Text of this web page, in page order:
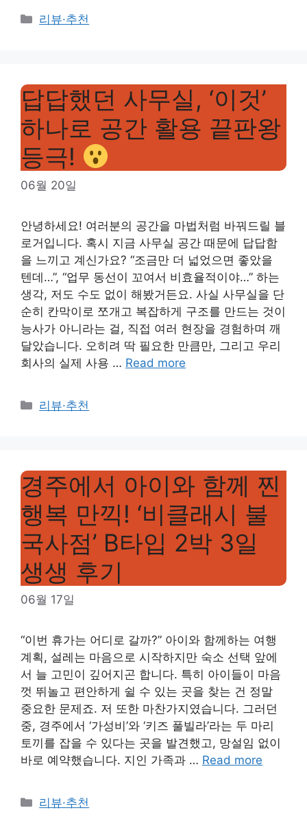
Categories
리뷰·추천
답답했던 사무실, ‘이것’
하나로 공간 활용 끝판왕
등극!
06월 20일
안녕하세요! 여러분의 공간을 마법처럼 바꿔드릴 블
로거입니다. 혹시 지금 사무실 공간 때문에 답답함
을 느끼고 계신가요? “조금만 더 넓었으면 좋았을
텐데…”, “업무 동선이 꼬여서 비효율적이야…” 하는
생각, 저도 수도 없이 해봤거든요. 사실 사무실을 단
순히 칸막이로 쪼개고 복잡하게 구조를 만드는 것이
능사가 아니라는 걸, 직접 여러 현장을 경험하며 깨
달았습니다. 오히려 딱 필요한 만큼만, 그리고 우리
회사의 실제 사용 … Read more
Categories
리뷰·추천
경주에서 아이와 함께 찐
행복 만끽! ‘비클래시 불
국사점’ B타입 2박 3일
생생 후기
06월 17일
“이번 휴가는 어디로 갈까?” 아이와 함께하는 여행
계획, 설레는 마음으로 시작하지만 숙소 선택 앞에
서 늘 고민이 깊어지곤 합니다. 특히 아이들이 마음
껏 뛰놀고 편안하게 쉴 수 있는 곳을 찾는 건 정말
중요한 문제죠. 저 또한 마찬가지였습니다. 그러던
중, 경주에서 ‘가성비’와 ‘키즈 풀빌라’라는 두 마리
토끼를 잡을 수 있다는 곳을 발견했고, 망설임 없이
바로 예약했습니다. 지인 가족과 … Read more
Categories
리뷰·추천